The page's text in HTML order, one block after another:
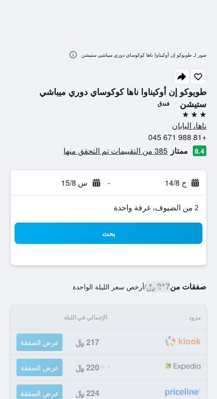
طويوكو إن أوكيناوا ناها كوكوساي دوري ميباشي
ستيشن
فندق
3 نجوم
ناها، اليابان
+81 988 671 045
8.4 ممتاز 385 من التقييمات تم التحقق منها
ج 14/8 - س 15/8
2 من الضيوف، غرفة واحدة
بحث
صفقات من217 ﷼ /أرخص سعر الليلة الواحدة
مزود الإجمالي في الليلة
217 ﷼ عرض الصفقة
220 ﷼ عرض الصفقة
224 ﷼ عرض الصفقة
صور لـ طويوكو إن أوكيناوا ناها كوكوساي دوري ميباشي ستيشن